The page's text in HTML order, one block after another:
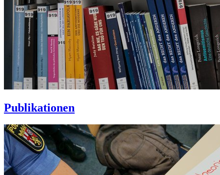
Publikationen